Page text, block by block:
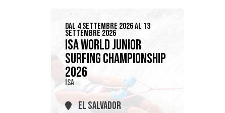
DAL 4 SETTEMBRE 2026 AL 13
SETTEMBRE 2026
ISA WORLD JUNIOR
SURFING CHAMPIONSHIP
2026
ISA
EL SALVADOR